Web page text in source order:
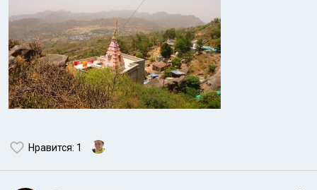
Нравится: 1